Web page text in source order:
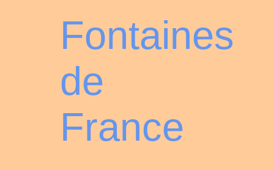
Fontaines
de
France